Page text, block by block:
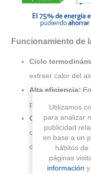
Funcionamiento de
Ciclo
extraer calor del
Alta eficiencia:
proporcionan más
Consumo
compresores
demanda,
Utilizamos
para analizar
publicidad
en base a un
hábitos de
páginas
información